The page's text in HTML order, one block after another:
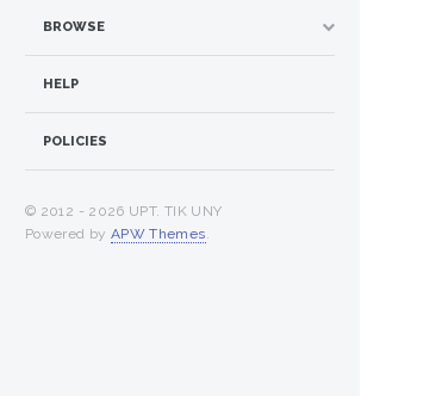
BROWSE
HELP
POLICIES
© 2012 - 2026 UPT. TIK UNY
Powered by APW Themes